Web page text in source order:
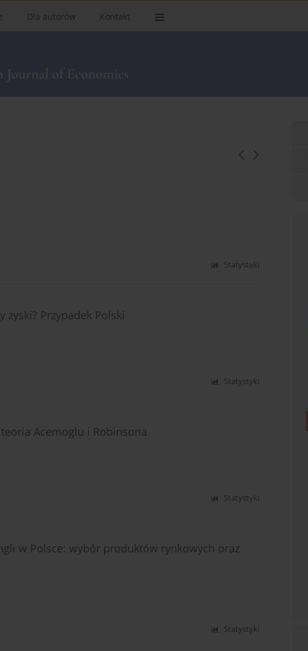
Dla autorów Kontakt
Statystyki
zyski? Przypadek Polski
Statystyki
Acemoglu i Robinsona
Statystyki
w Polsce: wybór produktów rynkowych oraz
Statystyki